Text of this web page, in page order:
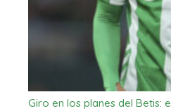
Giro en los planes del Betis: